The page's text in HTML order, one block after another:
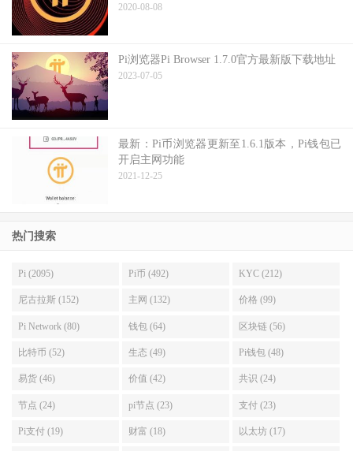
2020-08-08
Pi浏览器Pi Browser 1.7.0官方最新版下载地址
2023-07-05
最新：Pi币浏览器更新至1.6.1版本，Pi钱包已
开启主网功能
2021-12-25
热门搜索
Pi (2095) Pi币 (492) KYC (212)
尼古拉斯 (152) 主网 (132) 价格 (99)
Pi Network (80) 钱包 (64) 区块链 (56)
比特币 (52) 生态 (49) Pi钱包 (48)
易货 (46) 价值 (42) 共识 (24)
节点 (24) pi节点 (23) 支付 (23)
Pi支付 (19) 财富 (18) 以太坊 (17)